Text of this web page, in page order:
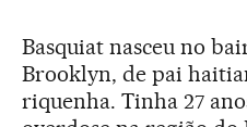
Basquiat nasceu no
Brooklyn, de pai
riquenha. Tinha 27